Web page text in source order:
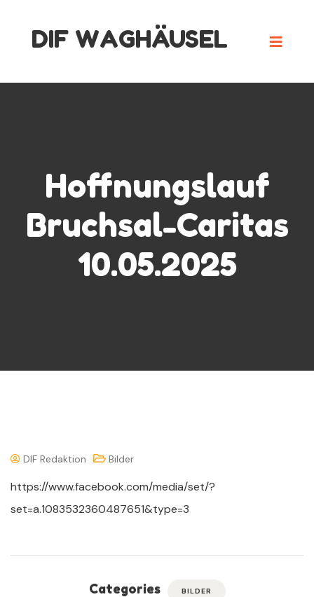
DIF WAGHÄUSEL
Hoffnungslauf
Bruchsal-Caritas
10.05.2025
DIF Redaktion Bilder
https://www.facebook.com/media/set/?
set=a.1083532360487651&type=3
Categories BILDER